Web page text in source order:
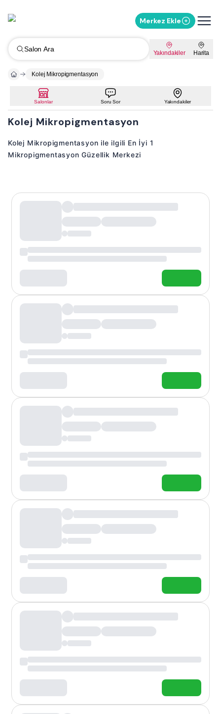
Merkez Ekle
Salon Ara Yakındakiler Harita
Kolej Mikropigmentasyon
Salonlar Soru Sor Yakındakiler
Kolej Mikropigmentasyon
Kolej Mikropigmentasyon ile ilgili En İyi 1
Mikropigmentasyon Güzellik Merkezi